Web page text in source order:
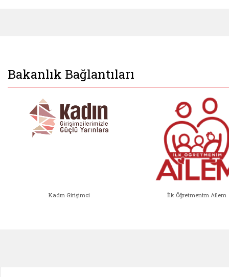
Bakanlık Bağlantıları
Kadın Girişimci İlk Öğretmenim Ailem